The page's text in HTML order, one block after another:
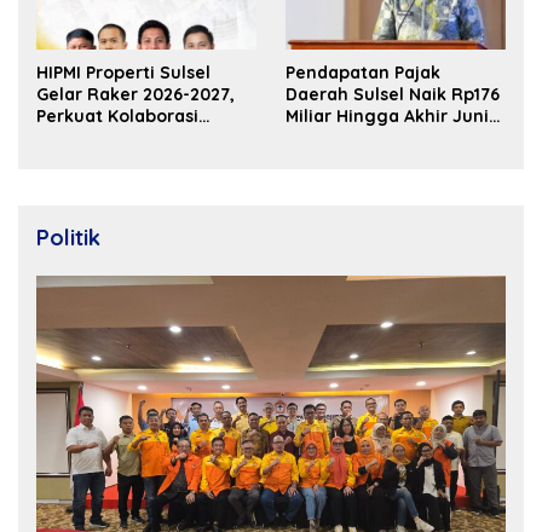
HIPMI Properti Sulsel
Gelar Raker 2026-2027,
Perkuat Kolaborasi
Pendapatan Pajak
Daerah Sulsel Naik Rp176
Miliar Hingga Akhir Juni
Politik